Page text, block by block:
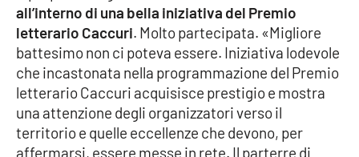
Storie
LAC
NETWORK
Lacplay.it
all’interno di una bella iniziativa del Premio
letterario Caccuri. Molto partecipata. «Migliore
battesimo non ci poteva essere. Iniziativa lodevole
che incastonata nella programmazione del Premio
letterario Caccuri acquisisce prestigio e mostra
una attenzione degli organizzatori verso il
territorio e quelle eccellenze che devono, per
affermarsi, essere messe in rete. Il parterre di